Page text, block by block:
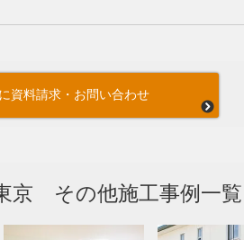
資料請求・お問い合わせ
京 その他施工事例一